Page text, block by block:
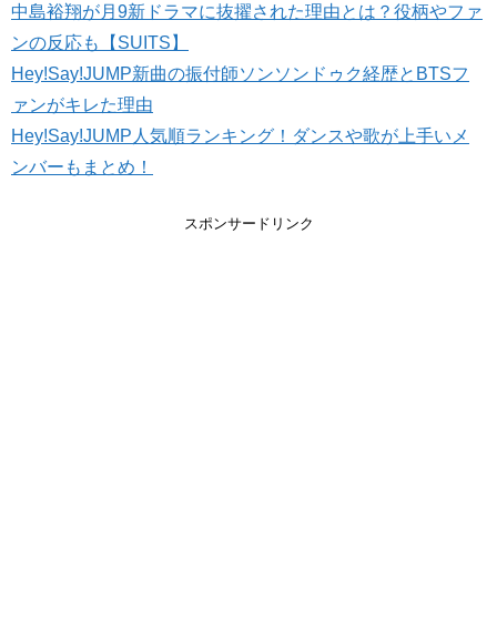
中島裕翔が月9新ドラマに抜擢された理由とは？役柄やファ
ンの反応も【SUITS】
Hey!Say!JUMP新曲の振付師ソンソンドゥク経歴とBTSフ
ァンがキレた理由
Hey!Say!JUMP人気順ランキング！ダンスや歌が上手いメ
ンバーもまとめ！
スポンサードリンク